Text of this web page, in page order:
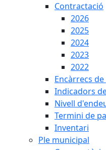
Contractació
2026
2025
2024
2023
2022
Encàrrecs
Indicadors
Nivell
Termini de
Inventari
Ple municipal